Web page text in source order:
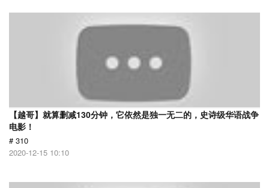
【越哥】就算删减130分钟，它依然是独一无二的，史诗级华语战争
电影！
# 310
2020-12-15 10:10